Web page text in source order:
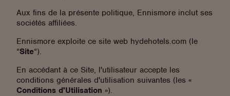
Aux fins de la présente politique, Ennismore inclut ses
sociétés affiliées.
Ennismore exploite ce site web hydehotels.com (le
“Site“).
En accédant à ce Site, l'utilisateur accepte les
conditions générales d'utilisation suivantes (les «
Conditions d'Utilisation »).